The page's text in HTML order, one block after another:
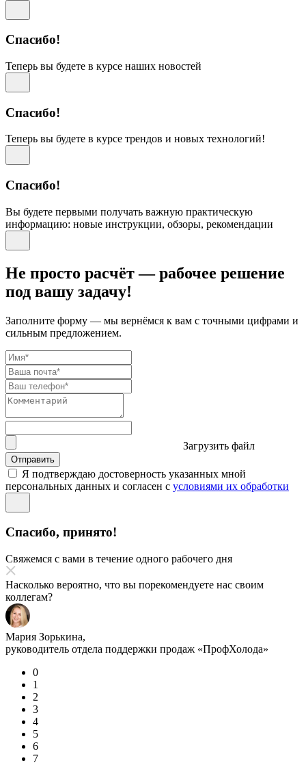
Спасибо!
Теперь вы будете в курсе наших новостей
Спасибо!
Теперь вы будете в курсе трендов и новых технологий!
Спасибо!
Вы будете первыми получать важную практическую
информацию: новые инструкции, обзоры, рекомендации
Не просто расчёт — рабочее решение
под вашу задачу!
Заполните форму — мы вернёмся к вам с точными цифрами и
сильным предложением.
Загрузить файл
Отправить
Я подтверждаю достоверность указанных мной
персональных данных и согласен с условиями их обработки
Спасибо, принято!
Свяжемся с вами в течение одного рабочего дня
Насколько вероятно, что вы порекомендуете нас своим
коллегам?
Мария Зорькина,
руководитель отдела поддержки продаж «ПрофХолода»
0
1
2
3
4
5
6
7